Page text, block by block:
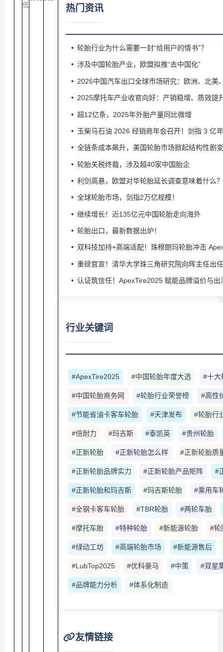
低
热门资讯
轮胎行业为什么需要一封“给用户的情书”？
涉及中国轮胎产业，欧盟拟推“去中国化”
2026中国汽车出口全球市场研究：欧洲、北美
2025摩托车产业收官向好：产销稳增、质效提
超12亿条，2025年外胎产量同比微增
玉柴马石油 2026 经销商年会召开！剑指 3 亿
全链条成本飙升，美国轮胎市场掀起结构性剧变
轮胎关税终裁，涉及超40家中国胎企
利剑高悬，欧盟对华轮胎延长调查意味着什么？
全球轮胎市场，剑指2万亿规模！
继续增长！近135亿元中国轮胎走向海外
轮胎出口，最新数据出炉！
双科技加持+高端适配！珠穆朗玛轮胎冲击
重磅官宣！清华大学珠三角研究院向晖主任出
认证筑信任！ApexTire2025 赋能品牌溢价与出
行业关键词
#ApexTire2025 #中国轮胎年度大选 #十大
#中国轮胎商务网 #轮胎行业荣誉榜 #高性
#节能省油卡客车轮胎 #天津发布 #轮胎行
#倍耐力 #玛吉斯 #泰凯英 #贵州轮胎
#正新轮胎 #正新轮胎怎么样 #正新轮胎质
#正新轮胎品牌实力 #正新轮胎产品矩阵 #
#正新轮胎和玛吉斯 #玛吉斯轮胎 #乘用车
#全钢卡客车轮胎 #TBR轮胎 #两轮车胎
#摩托车胎 #特种轮胎 #新能源轮胎 #轮
#绿动工坊 #高端轮胎市场 #新能源售后
#LubTop2025 #优科豪马 #中策 #双星
#品牌能力分析 #体系化制造
友情链接